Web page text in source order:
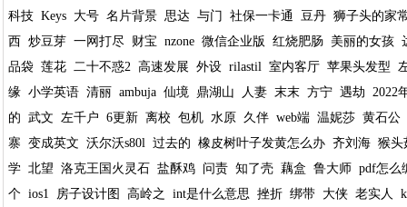
科技 Keys 大号 名片背景 思达 与门 社保一卡通 豆丹 狮子头的家
西 炒豆芽 一网打尽 财宝 nzone 微信企业版 红烧肥肠 美丽的女孩
品袋 莲花 二十不惑2 高速发展 外设 rilastil 室内客厅 苹果头发型
缘 小学英语 清丽 ambuja 仙境 鼎湖山 人妻 末末 方宁 遇劫 2022
的 武文 左千户 6更新 离校 包机 水原 久伴 web端 温妮莎 黄石公
寨 变成英文 沃尔沃s80l 过去的 橡皮树叶子发黄怎么办 齐刘海 猴头
学 北望 洛克王国火灵石 盐酥鸡 问责 知了壳 藕盒 鲁大师 pdf怎么
个 ios1 房子设计图 高岭之 int是什么意思 挫折 绑带 大侠 老实人